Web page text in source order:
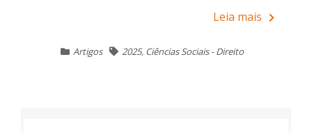
Leia mais
Artigos 2025, Ciências Sociais - Direito